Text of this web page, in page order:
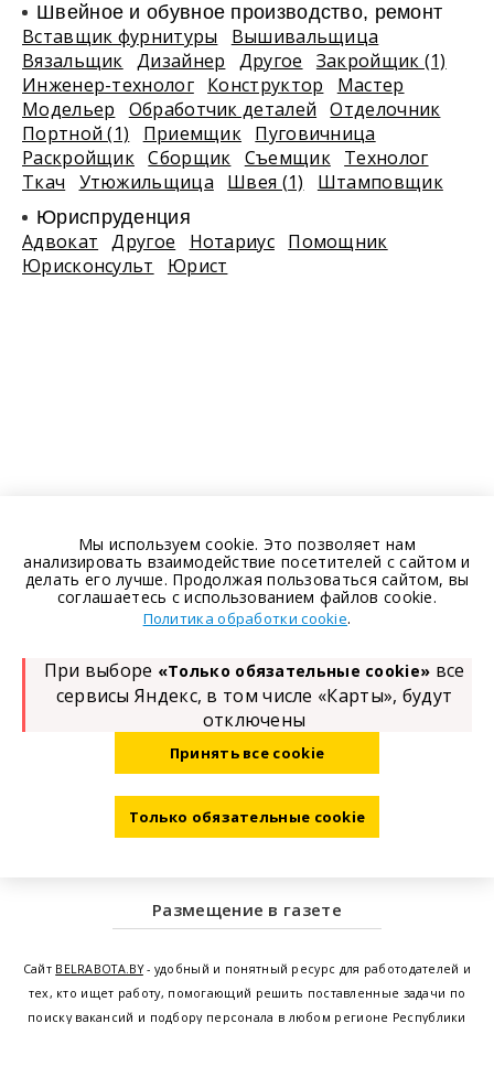
Швейное и обувное производство, ремонт
Вставщик фурнитуры
Вышивальщица
Вязальщик Дизайнер Другое
Закройщик (1)
Инженер-технолог Конструктор
Мастер
Модельер
Обработчик деталей
Отделочник
Портной (1)
Приемщик Пуговичница
Раскройщик Сборщик Съемщик Технолог
Ткач
Утюжильщица Швея (1) Штамповщик
Юриспруденция
Адвокат Другое Нотариус Помощник
Юрисконсульт
Юрист
Размещение в газете
Сайт BELRABOTA.BY- удобный и понятный ресурс для работодателей и
тех, кто ищет работу, помогающий решить поставленные задачи по
поиску вакансий и подбору персонала в любом регионе Республики
Мы используем cookie. Это позволяет нам
анализировать взаимодействие посетителей с сайтом и
делать его лучше. Продолжая пользоваться сайтом, вы
соглашаетесь с использованием файлов cookie.
Политика обработки cookie.
При выборе «Только обязательные cookie» все
сервисы Яндекс, в том числе «Карты», будут
отключены
Принять все cookie
Только обязательные cookie